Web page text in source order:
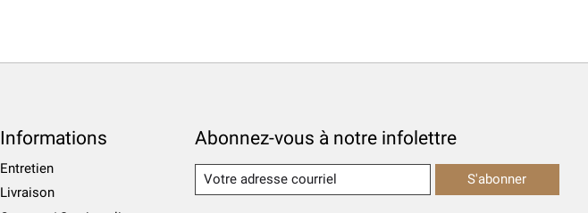
Informations
Entretien
Livraison
Abonnez-vous à notre infolettre
S'abonner